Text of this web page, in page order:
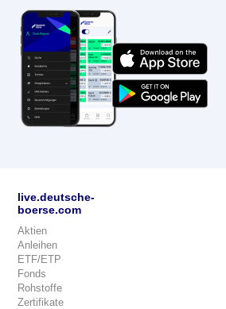
live.deutsche-
boerse.com
Aktien
Anleihen
ETF/ETP
Fonds
Rohstoffe
Zertifikate